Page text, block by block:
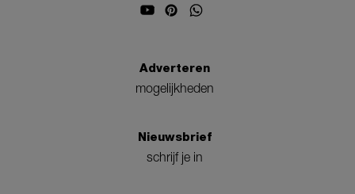
Adverteren
mogelijkheden
Nieuwsbrief
schrijf je in